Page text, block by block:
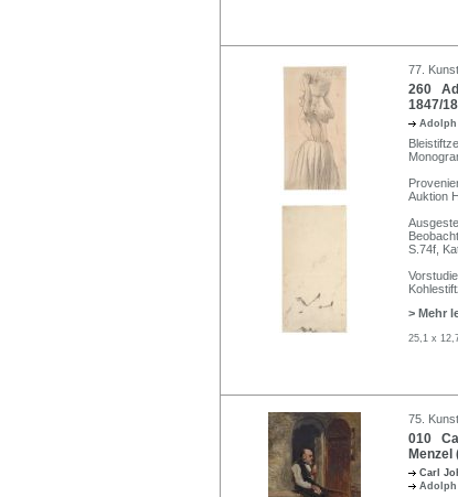
77.
260
1847/
Adolph
Auktion
S.74f,
> Mehr
25,1 x
75.
010
Menzel
Carl
Adolph